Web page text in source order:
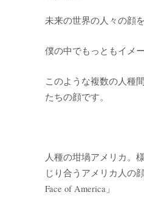
未来の世界の人々の顔
僕の中でもっともイメ
このような複数の人種
たちの顔です。
人種の坩堝アメリカ。
じり合うアメリカ人の
Face of America」